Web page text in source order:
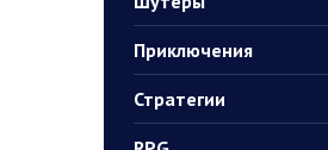
Приключения
Стратегии